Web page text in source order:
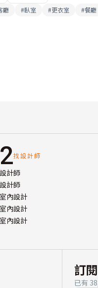
廳 #臥室 #更衣室 #餐廳
找設計師
計師
計師
內設計
內設計
內設計
訂
已有